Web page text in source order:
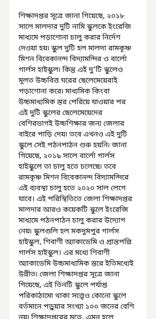
শিক্ষাদপ্তর সূত্রে জানা গিয়েছে, ২০১৮
সালে মালদার দুটি নামি স্কুলকে ইংরেজি
মাধ্যমে পড়াশোনা চালু করার নির্দেশ
দেওয়া হয়৷ স্কুল দুটি হল মালদা রামকৃষ্ণ
মিশন বিবেকানন্দ বিদ্যামন্দির ও বার্লো
গার্লস হাইস্কুল৷ কিন্তু এই দু’টি স্কুলেও
মূলত উচ্চবিত্ত ঘরের ছেলেমেয়েরাই
পড়াশোনা করে৷ মাধ্যমিক কিংবা
উচ্চমাধ্যমিক স্তর পেরিয়ে যাওয়ার পর
এই দুটি স্কুলের ছেলেমেয়েদের
বেশিরভাগই উচ্চশিক্ষার জন্য জেলার
বাইরে পাড়ি দেয়৷ তবে এখনও এই দুটি
স্কুলে সেই পঠনপাঠন শুরু হয়নি৷ জানা
গিয়েছে, ২০১৯ সালে বার্লো গার্লস
হাইস্কুলে তা চালু হতে চলেছে৷ তবে
রামকৃষ্ণ মিশন বিবেকানন্দ বিদ্যামন্দিরে
এই ব্যবস্থা চালু হতে ২০২০ সাল লেগে
যাবে। এই পরিস্থিতিতে জেলা শিক্ষাদপ্তর
মালদার আরও কয়েকটি স্কুলে ইংরেজি
মাধ্যমে পঠনপাঠন চালু করার উদ্যোগ
নেয়৷ স্কুলগুলি হল মকদুমপুর গার্লস
হাইস্কুল, শিবাণী অ্যাকাডেমি ও প্রান্তপল্লি
গার্লস হাইস্কুল। এর মধ্যে শিবাণী
অ্যাকাডেমি উচ্চমাধ্যমিক স্তরে ইতিমধ্যেই
উন্নীত৷ জেলা শিক্ষাদপ্তর সূত্রে জানা
গিয়েছে, এই তিনটি স্কুলে পর্যাপ্ত
পরিকাঠামো থাকা সত্ত্বেও কোনো স্কুলে
বর্তমানে পড়ুয়ার সংখ্যা ১০০ জনের বেশি